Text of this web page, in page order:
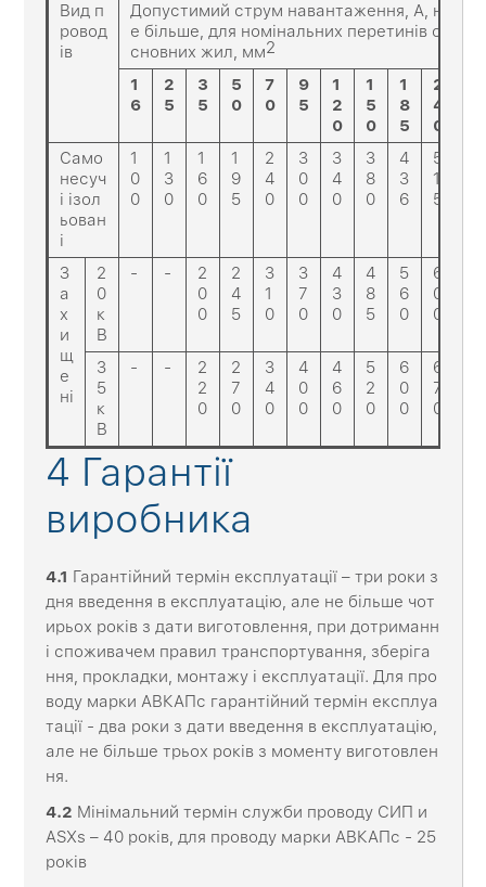
Вид п
ровод
ів
Допустимий струм навантаження, А, н
е більше, для номінальних перетинів о
сновних жил, мм2
1
6
2
5
3
5
5
0
7
0
9
5
1
2
0
1
5
0
1
8
5
2
4
0
Само
несуч
і ізол
ьован
і
1
0
0
1
3
0
1
6
0
1
9
5
2
4
0
3
0
0
3
4
0
3
8
0
4
3
6
5
1
5
З
а
х
и
щ
е
ні
2
0
к
В
- -
2
0
0
2
4
5
3
1
0
3
7
0
4
3
0
4
8
5
5
6
0
6
0
0
3
5
к
В
- -
2
2
0
2
7
0
3
4
0
4
0
0
4
6
0
5
2
0
6
0
0
6
7
0
4 Гарантії
виробника
4.1 Гарантійний термін експлуатації – три роки з
дня введення в експлуатацію, але не більше чот
ирьох років з дати виготовлення, при дотриманн
і споживачем правил транспортування, зберіга
ння, прокладки, монтажу і експлуатації. Для про
воду марки АВКАПс гарантійний термін експлуа
тації - два роки з дати введення в експлуатацію,
але не більше трьох років з моменту виготовлен
ня.
4.2 Мінімальний термін служби проводу СИП и
ASXs – 40 років, для проводу марки АВКАПс - 25
років